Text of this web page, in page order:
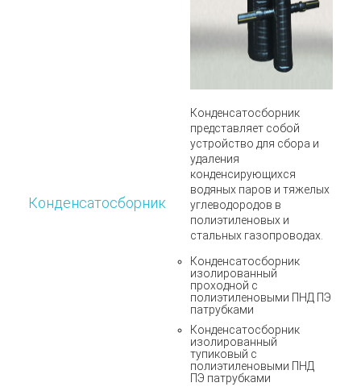
Конденсатосборник
Конденсатосборник
представляет собой
устройство для сбора и
удаления
конденсирующихся
водяных паров и тяжелых
углеводородов в
полиэтиленовых и
стальных газопроводах.
Конденсатосборник
изолированный
проходной с
полиэтиленовыми ПНД ПЭ
патрубками
Конденсатосборник
изолированный
тупиковый с
полиэтиленовыми ПНД
ПЭ патрубками